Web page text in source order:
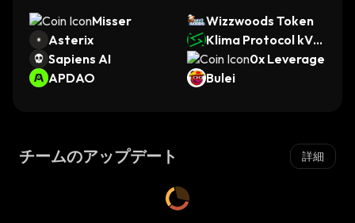
Misser
Wizzwoods Token
Asterix
Klima Protocol kVC
M
Sapiens AI
0x Leverage
APDAO
Bulei
チームのアップデート 詳細